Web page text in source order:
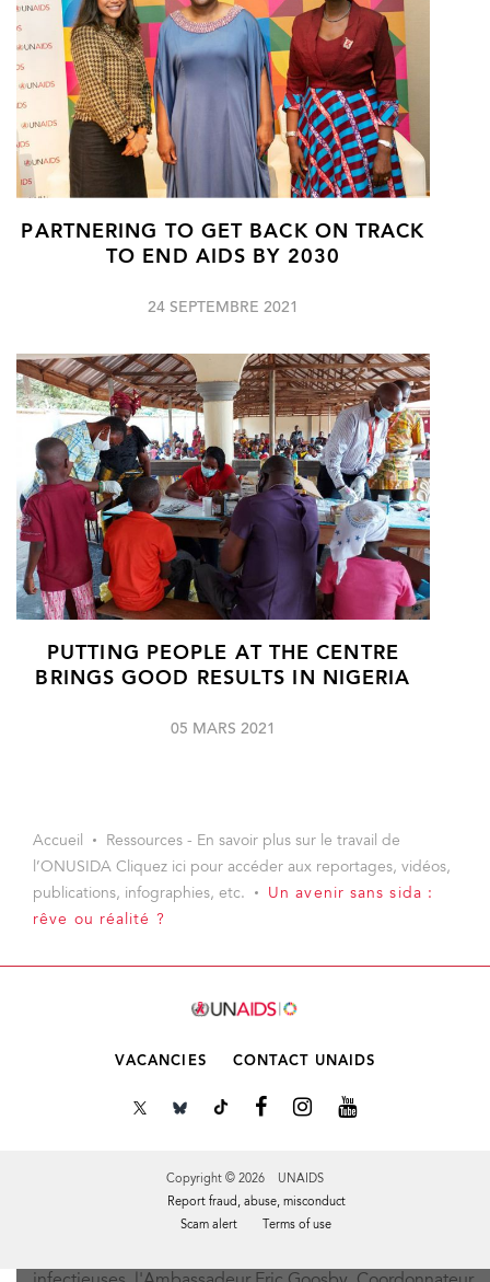
De gauche à droite : Anthony Fauci, Directeur de l'Institut
PARTNERING TO GET BACK ON TRACK
TO END AIDS BY 2030
24 SEPTEMBRE 2021
PUTTING PEOPLE AT THE CENTRE
BRINGS GOOD RESULTS IN NIGERIA
05 MARS 2021
Accueil
Ressources - En savoir plus sur le travail de
l’ONUSIDA Cliquez ici pour accéder aux reportages, vidéos,
publications, infographies, etc.
Un avenir sans sida :
rêve ou réalité ?
VACANCIES CONTACT UNAIDS
Copyright © 2026 UNAIDS
Report fraud, abuse, misconduct
Scam alert
Terms of use